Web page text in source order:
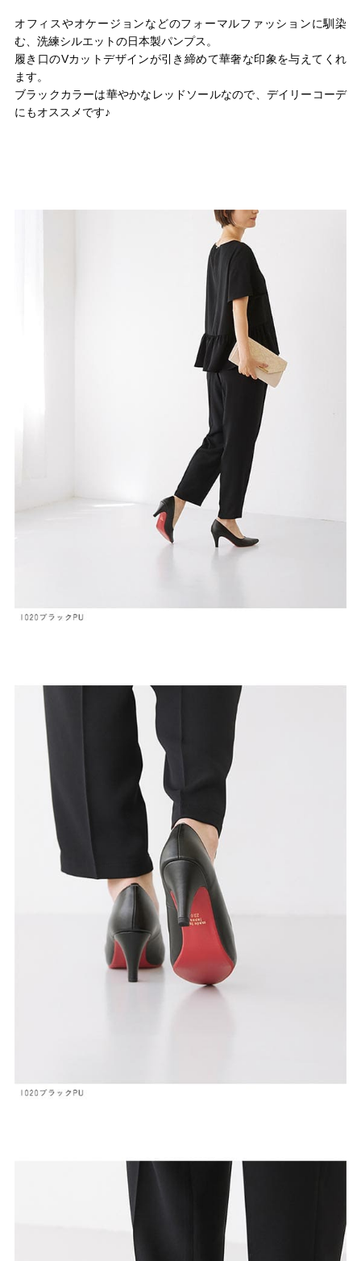
オフィスやオケージョンなどのフォーマルファッションに馴染
む、洗練シルエットの日本製パンプス。
履き口のVカットデザインが引き締めて華奢な印象を与えてくれ
ます。
ブラックカラーは華やかなレッドソールなので、デイリーコーデ
にもオススメです♪